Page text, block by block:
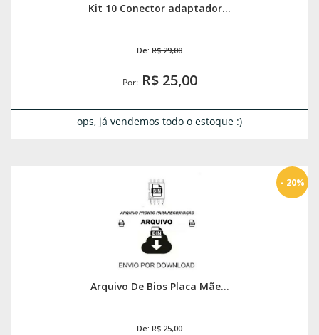
Kit 10 Conector adaptador...
De: R$ 29,00
Por:R$ 25,00
ops, já vendemos todo o estoque :)
Arquivo De Bios Placa Mãe...
De: R$ 25,00
- 20%